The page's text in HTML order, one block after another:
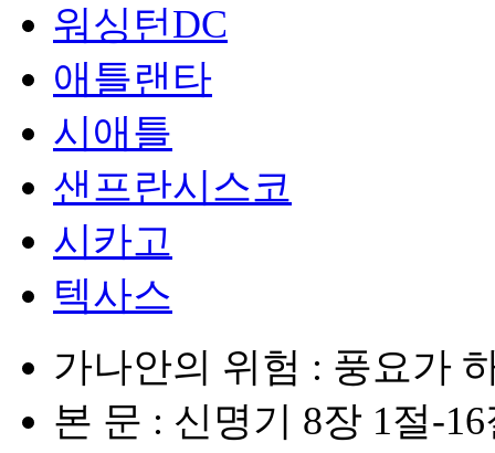
워싱턴DC
애틀랜타
시애틀
샌프란시스코
시카고
텍사스
가나안의 위험 : 풍요가
본 문 : 신명기 8장 1절-